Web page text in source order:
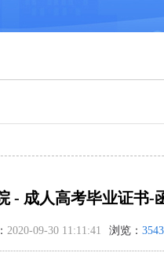
- 成人高考毕业证书-
2020-09-30 11:11:41 浏览： 3543